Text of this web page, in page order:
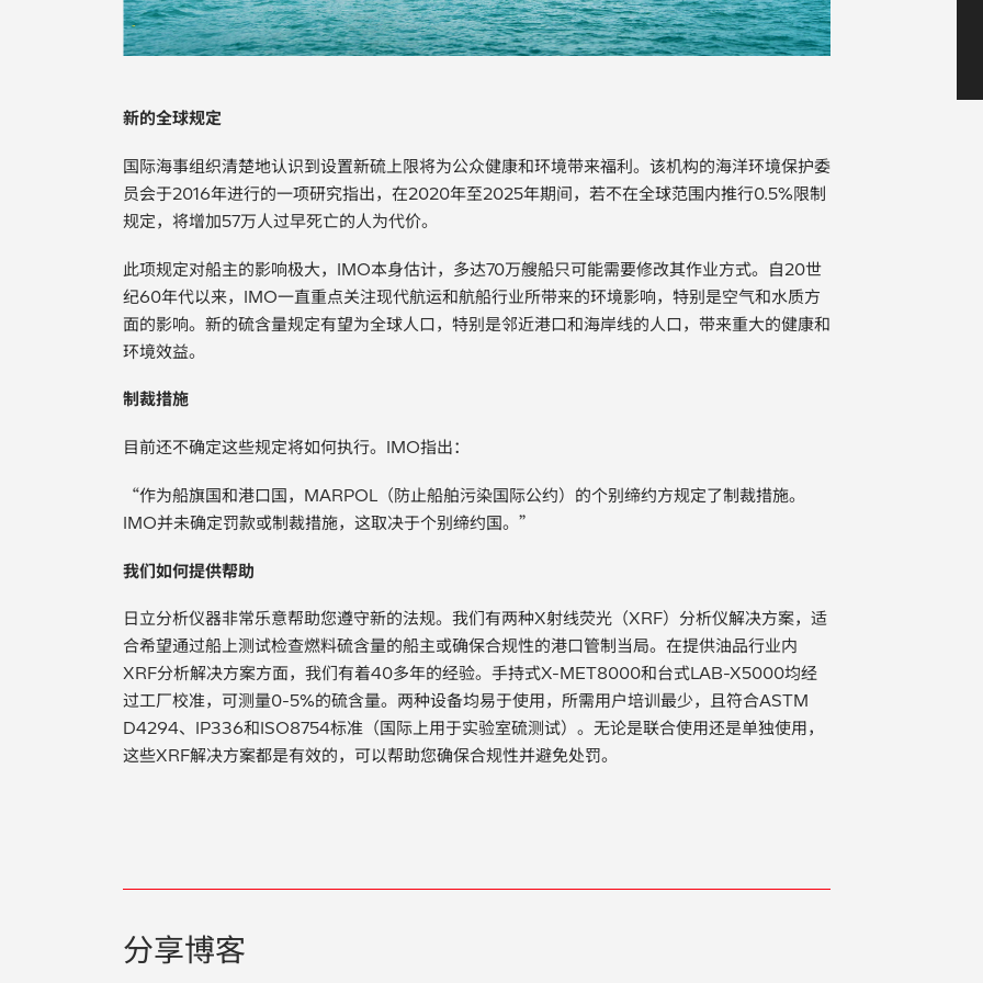
新的全球规定
国际海事组织清楚地认识到设置新硫上限将为公众健康和环境带来福利。该机构的海洋环境保护委
员会于2016年进行的一项研究指出，在2020年至2025年期间，若不在全球范围内推行0.5%限制
规定，将增加57万人过早死亡的人为代价。
此项规定对船主的影响极大，IMO本身估计，多达70万艘船只可能需要修改其作业方式。自20世
纪60年代以来，IMO一直重点关注现代航运和航船行业所带来的环境影响，特别是空气和水质方
面的影响。新的硫含量规定有望为全球人口，特别是邻近港口和海岸线的人口，带来重大的健康和
环境效益。
制裁措施
目前还不确定这些规定将如何执行。IMO指出：
“作为船旗国和港口国，MARPOL（防止船舶污染国际公约）的个别缔约方规定了制裁措施。
IMO并未确定罚款或制裁措施，这取决于个别缔约国。”
我们如何提供帮助
日立分析仪器非常乐意帮助您遵守新的法规。我们有两种X射线荧光（XRF）分析仪解决方案，适
合希望通过船上测试检查燃料硫含量的船主或确保合规性的港口管制当局。在提供油品行业内
XRF分析解决方案方面，我们有着40多年的经验。手持式X-MET8000和台式LAB-X5000均经
过工厂校准，可测量0-5%的硫含量。两种设备均易于使用，所需用户培训最少，且符合ASTM
D4294、IP336和ISO8754标准（国际上用于实验室硫测试）。无论是联合使用还是单独使用，
这些XRF解决方案都是有效的，可以帮助您确保合规性并避免处罚。
分享博客